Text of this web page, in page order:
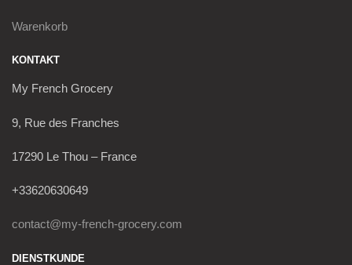
Warenkorb
KONTAKT
My French Grocery
9, Rue des Franches
17290 Le Thou – France
+33620630649
contact@my-french-grocery.com
DIENSTKUNDE